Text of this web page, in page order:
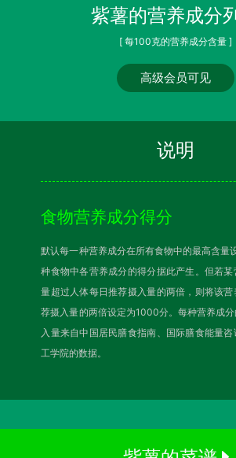
紫薯的营养成分
[ 每100克的营养成分含量 ]
高级会员可见
说明
食物营养成分得分
默认每一种营养成分在所有食物中的最高含量
种食物中各营养成分的得分据此产生。但若
量超过人体每日推荐摄入量的两倍，则将该
荐摄入量的两倍设定为1000分。每种营养成
入量来自中国居民膳食指南、国际膳食能量
工学院的数据。